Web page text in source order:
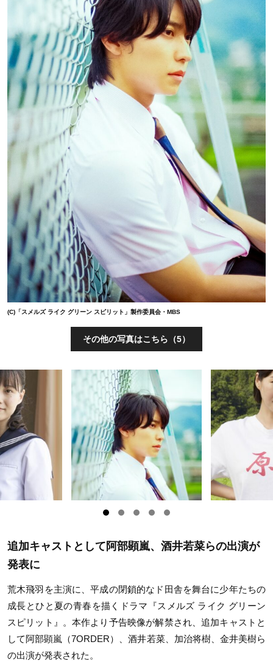
(C)「スメルズ ライク グリーン スピリット」製作委員会・MBS
その他の写真はこちら（5）
追加キャストとして阿部顕嵐、酒井若菜らの出演が
発表に
荒木飛羽を主演に、平成の閉鎖的なド田舎を舞台に少年たちの
成長とひと夏の青春を描くドラマ『スメルズ ライク グリーン
スピリット』。本作より予告映像が解禁され、追加キャストと
して阿部顕嵐（7ORDER）、酒井若菜、加治将樹、金井美樹ら
の出演が発表された。